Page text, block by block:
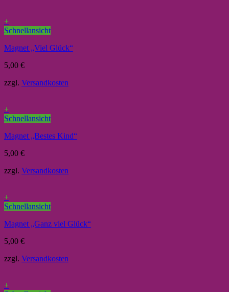
+
Schnellansicht
Magnet „Viel Glück“
5,00 €
zzgl. Versandkosten
+
Schnellansicht
Magnet „Bestes Kind“
5,00 €
zzgl. Versandkosten
+
Schnellansicht
Magnet „Ganz viel Glück“
5,00 €
zzgl. Versandkosten
+